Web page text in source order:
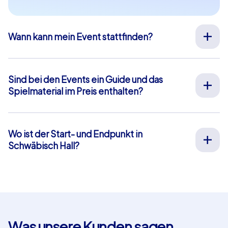
Wann kann mein Event stattfinden?
Wir organisieren unsere Teamevents für Sie an Ihrem
Wunschtermin an 365 Tagen im Jahr. Wenn Sie erfahren
möchten ob Ihr Wunschtermin noch verfügbar ist,
fragen Siehiergleich Ihr unverbindliches Angebot an.
Die Startzeit Ihres Events können Sie frei zwischen 9-
Sind bei den Events ein Guide und das
Spielmaterial im Preis enthalten?
Ort-Betreuung durch unsere Guides als auch die
Bereitstellung aller Materialien im Preis enthalten,
sodass Sie sich vorab um nichts weiter kümmern
müssen. Die einzige Ausnahme hiervon sind unsere
Wo ist der Start- und Endpunkt in
Schwäbisch Hall?
diesem Gebiet einen eigenen Start- und Endpunkt